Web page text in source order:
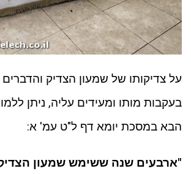
על צדיקותו של שמעון הצדיק
בעקבות מותו ומעידים עליה, ניתן
הבא במסכת יומא דף ל"ט עמ' א:
"ארבעים שנה ששימש שמעון